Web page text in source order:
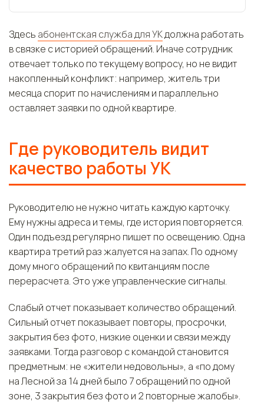
Здесь абонентская служба для УКдолжна работать
в связке с историей обращений. Иначе сотрудник
отвечает только по текущему вопросу, но не видит
накопленный конфликт: например, житель три
месяца спорит по начислениям и параллельно
оставляет заявки по одной квартире.
Где руководитель видит
качество работы УК
Руководителю не нужно читать каждую карточку.
Ему нужны адреса и темы, где история повторяется.
Один подъезд регулярно пишет по освещению. Одна
квартира третий раз жалуется на запах. По одному
дому много обращений по квитанциям после
перерасчета. Это уже управленческие сигналы.
Слабый отчет показывает количество обращений.
Сильный отчет показывает повторы, просрочки,
закрытия без фото, низкие оценки и связи между
заявками. Тогда разговор с командой становится
предметным: не «жители недовольны», а «по дому
на Лесной за 14 дней было 7 обращений по одной
зоне, 3 закрытия без фото и 2 повторные жалобы».